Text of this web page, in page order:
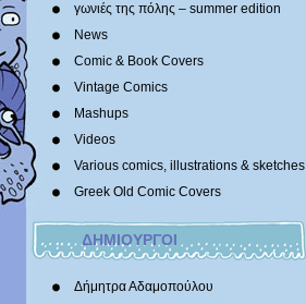
γωνιές της πόλης – summer edition
News
Comic & Book Covers
Vintage Comics
Mashups
Videos
Various comics, illustrations & sketches
Greek Old Comic Covers
ΔΗΜΙΟΥΡΓΟΙ
Δήμητρα Αδαμοπούλου